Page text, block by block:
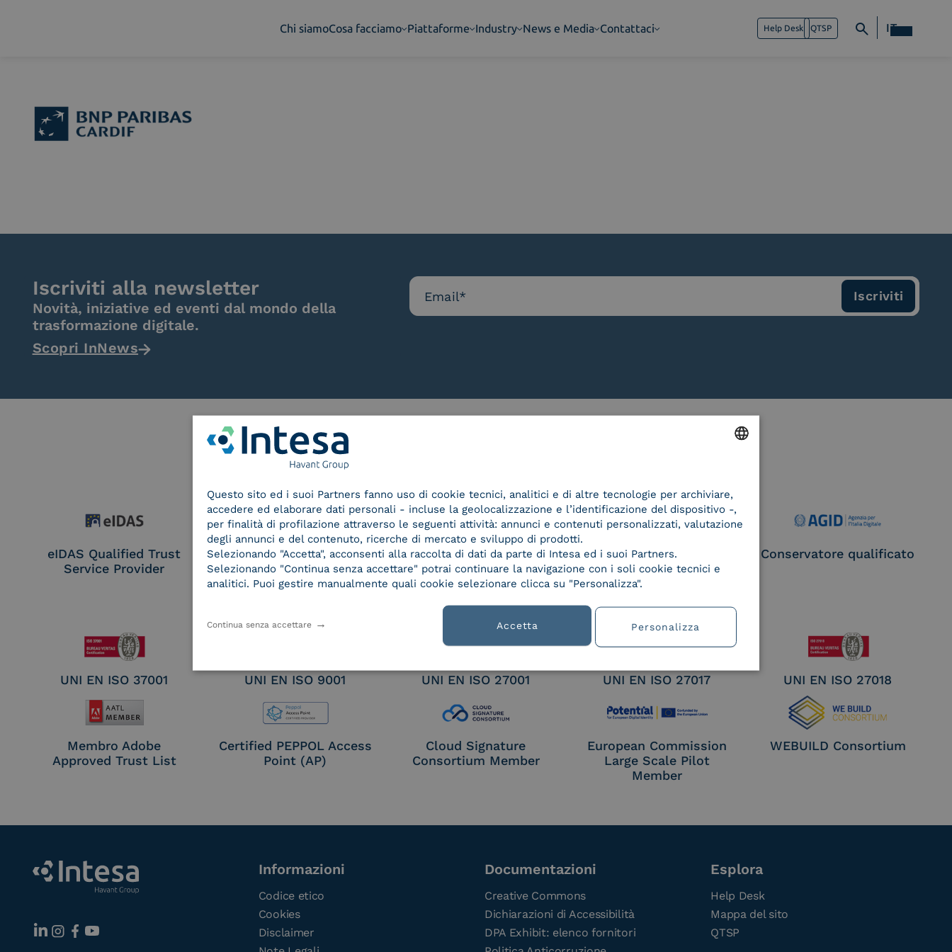
Chi siamoCosa facciamo Piattaforme Industry News e Media Contattaci Help Desk QTSP IT
Cosa facciamo
Piattaforme
Iscriviti alla newsletter
Novità, iniziative ed eventi dal mondo della
trasformazione digitale.
Scopri InNews
eIDAS Qualified Trust
Service Provider
eIDAS Qualified Trust
Service Provider for
Remote Qualified
Service Provider e
Aggregatore SPID
Service Provider e
Aggregatore CIE
Conservatore qualificato
UNI EN ISO 37001 UNI EN ISO 9001 UNI EN ISO 27001 UNI EN ISO 27017 UNI EN ISO 27018
Membro Adobe
Approved Trust List
Certified PEPPOL Access
Point (AP)
Cloud Signature
Consortium Member
European Commission
Large Scale Pilot
Member
WEBUILD Consortium
Informazioni
Codice etico
Cookies
Disclaimer
Documentazioni
Creative Commons
Dichiarazioni di Accessibilità
DPA Exhibit: elenco fornitori
Esplora
Help Desk
Mappa del sito
QTSP
ITALIAN
Questo sito ed i suoi Partners fanno uso di cookie tecnici, analitici e di altre tecnologie per archiviare,
accedere ed elaborare dati personali - incluse la geolocalizzazione e l’identificazione del dispositivo -,
per finalità di profilazione attraverso le seguenti attività: annunci e contenuti personalizzati, valutazione
degli annunci e del contenuto, ricerche di mercato e sviluppo di prodotti.
Selezionando "Accetta", acconsenti alla raccolta di dati da parte di Intesa ed i suoi Partners.
Selezionando "Continua senza accettare" potrai continuare la navigazione con i soli cookie tecnici e
analitici. Puoi gestire manualmente quali cookie selezionare clicca su "Personalizza".
Accetta
Continua senza accettare Personalizza